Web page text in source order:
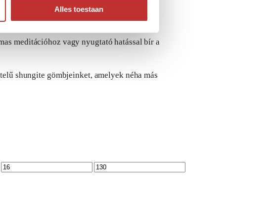
Alles toestaan
meditációhoz vagy nyugtató hatással bír a
shungite gömbjeinket, amelyek néha más